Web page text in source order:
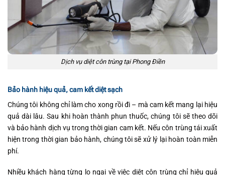
Dịch vụ diệt côn trùng tại Phong Điền
Bảo hành hiệu quả, cam kết diệt sạch
Chúng tôi không chỉ làm cho xong rồi đi – mà cam kết mang lại hiệu
quả dài lâu. Sau khi hoàn thành phun thuốc, chúng tôi sẽ theo dõi
và bảo hành dịch vụ trong thời gian cam kết. Nếu côn trùng tái xuất
hiện trong thời gian bảo hành, chúng tôi sẽ xử lý lại hoàn toàn miễn
phí.
Nhiều khách hàng từng lo ngại về việc diệt côn trùng chỉ hiệu quả